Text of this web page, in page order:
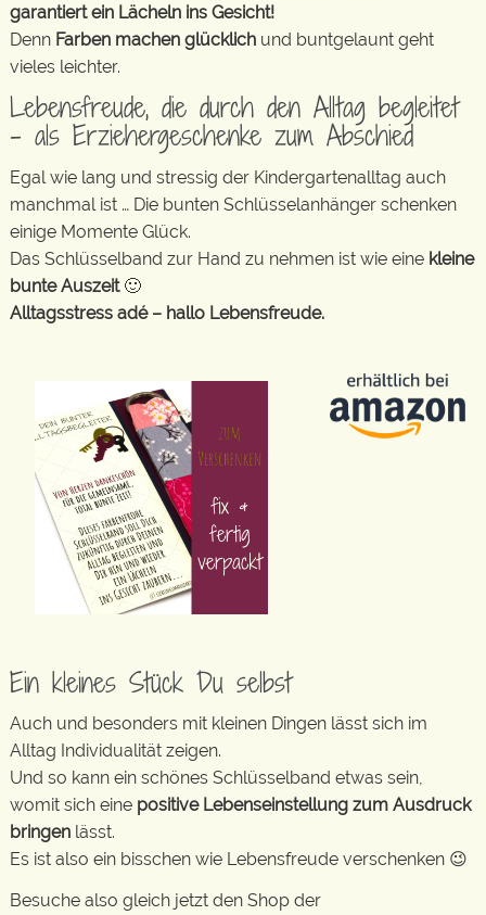
garantiert ein Lächeln ins Gesicht!
Denn Farben machen glücklich und buntgelaunt geht
vieles leichter.
Lebensfreude, die durch den Alltag begleitet
– als Erziehergeschenke zum Abschied
Egal wie lang und stressig der Kindergartenalltag auch
manchmal ist … Die bunten Schlüsselanhänger schenken
einige Momente Glück.
Das Schlüsselband zur Hand zu nehmen ist wie eine kleine
bunte Auszeit🙂
Alltagsstress adé – hallo Lebensfreude.
Ein kleines Stück Du selbst
Auch und besonders mit kleinen Dingen lässt sich im
Alltag Individualität zeigen.
Und so kann ein schönes Schlüsselband etwas sein,
womit sich eine positive Lebenseinstellung zum Ausdruck
bringen lässt.
Es ist also ein bisschen wie Lebensfreude verschenken 😉
Besuche also gleich jetzt den Shop der